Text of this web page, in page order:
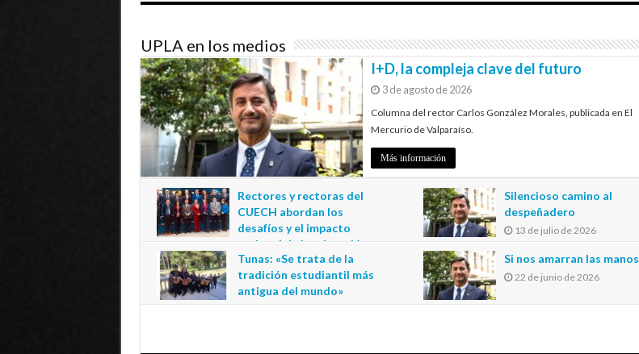
UPLA en los medios
I+D, la compleja clave del futuro
3 de agosto de 2026
Columna del rector Carlos González Morales, publicada en El
Mercurio de Valparaíso.
Más información
Rectores y rectoras del
CUECH abordan los
desafíos y el impacto
regional de la educación
estatal en Tarapacá
20 de julio de 2026
Silencioso camino al
despeñadero
13 de julio de 2026
Tunas: «Se trata de la
tradición estudiantil más
antigua del mundo»
Si nos amarran las manos
22 de junio de 2026